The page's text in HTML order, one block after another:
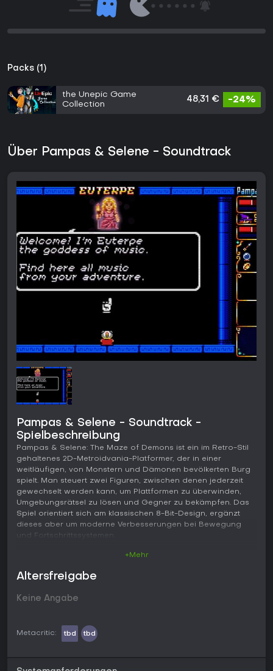
Packs (1)
the Unepic Game
Collection
48,31 € -24%
Über Pampas & Selene - Soundtrack
Pampas & Selene - Soundtrack -
Spielbeschreibung
Pampas & Selene: The Maze of Demons ist ein im Retro-Stil
gehaltenes 2D-Metroidvania-Platformer, der in einer
weitläufigen, von Monstern und Dämonen bevölkerten Burg
spielt. Man steuert zwei Figuren, zwischen denen jederzeit
gewechselt werden kann, um Plattformen zu überwinden,
Umgebungsrätsel zu lösen und Gegner zu bekämpfen. Das
Spiel orientiert sich am klassischen 8-Bit-Design, ergänzt
dieses aber um moderne Verbesserungen bei Bewegung
und Fortschrittssystemen.
Im Mittelpunkt steht die Erkundung einer großen,
zusammenhängenden Burg, die als zentrales Hub dient.
Spieler durchqueren Räume, entdecken neue Bereiche und
kehren mit neuen Fähigkeiten zurück, um zuvor
schnelles Schwert im Nahkampf und erhält später einen
Bogen für Fernangriffe. Selene nutzt einen langsameren
+Mehr
Altersfreigabe
Keine Angabe
Metacritic: tbd tbd